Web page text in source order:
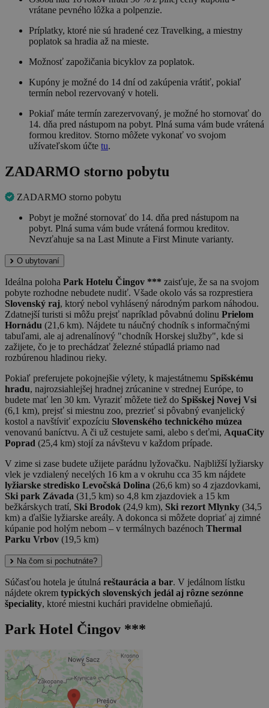
vrátane pevného lôžka a polpenzie.
Príplatky, ktoré nie sú hradené cez Travelking, a miestny
poplatok sa hradia až na mieste.
Možnosť zapožičania bicyklov za poplatok.
Kupóny je možné do 14 dní od zakúpenia vrátiť, pokiaľ
termín nebol rezervovaný v hoteli.
Pokiaľ máte termín zarezervovaný, je možné ho stornovať do
14. dňa pred nástupom na pobyt. Plná suma vám bude vrátená
formou kreditov. Storno môžete vykonať vo svojom
užívateľskom účte tu.
ZADARMO storno pobytu
ZADARMO storno pobytu
Pobyt je možné stornovať do 14. dňa pred nástupom na
pobyt. Plná suma vám bude vrátená formou kreditov.
Nevzťahuje sa na Last Minute a First Minute varianty.
O ubytovaní
Ideálna poloha Park Hotelu Čingov *** zaisťuje, že sa na svojom
pobyte rozhodne nebudete nudiť. Všade okolo vás sa rozprestiera
Slovenský raj, ktorý nebol vyhlásený národným parkom náhodou.
Zdatnejší turisti si môžu prejsť napríklad pôvabnú dolinu Prielom
Hornádu (21,6 km). Nájdete tu náučný chodník s informačnými
tabuľami, ale aj adrenalínový "chodník Horskej služby", kde si
zažijete, čo je to prechádzať železné stúpadlá priamo nad
rozbúrenou hladinou rieky.
Pokiaľ preferujete pokojnejšie výlety, k majestátnemu Spišskému
hradu, najrozsiahlejšej hradnej zrúcanine v strednej Európe, to
budete mať len 30 km. Vyraziť môžete tiež do Spišskej Novej Vsi
(6,1 km), prejsť si miestnu zoo, prezrieť si pôvabný evanjelický
kostol a navštíviť expozíciu Slovenského technického múzea
venovanú baníctvu. A či už cestujete sami, alebo s deťmi, AquaCity
Poprad (25,4 km) stojí za návštevu v každom prípade.
V zime si zase budete užijete parádnu lyžovačku. Najbližší lyžiarsky
vlek je vzdialený necelých 16 km a v okruhu cca 35 km nájdete
lyžiarske stredisko Levočská Dolina (26,6 km) so 4 zjazdovkami,
Ski park Závada (31,5 km) so 4,8 km zjazdoviek a 15 km
bežkárskych tratí, Ski Brodok (24,9 km), Ski rezort Mlynky (34,5
km) a ďalšie lyžiarske areály. A dokonca si môžete dopriať aj zimné
kúpanie pod holým nebom – v termálnych bazénoch Thermal
Parku Vrbov (19,5 km)
Na čom si pochutnáte?
Súčasťou hotela je útulná reštaurácia a bar. V jedálnom lístku
nájdete okrem typických slovenských jedál aj rôzne sezónne
špeciality, ktoré miestni kuchári pravidelne obmieňajú.
Park Hotel Čingov ***